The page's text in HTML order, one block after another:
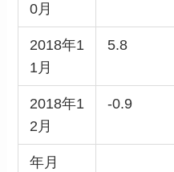
0月
2018年1
1月
5.8
2018年1
2月
-0.9
年月